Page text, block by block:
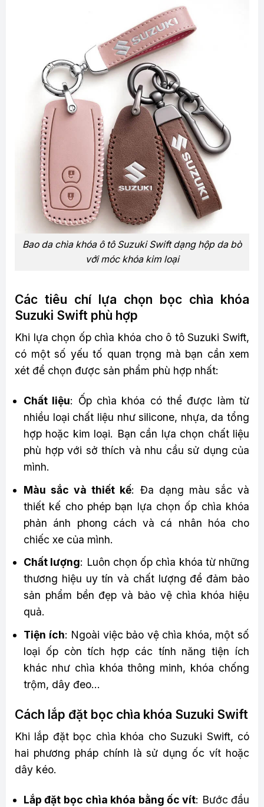
Bao da chìa khóa ô tô Suzuki Swift dạng hộp da bò
với móc khóa kim loại
Các tiêu chí lựa chọn bọc chìa khóa
Suzuki Swift phù hợp
Khi lựa chọn ốp chìa khóa cho ô tô Suzuki Swift,
có một số yếu tố quan trọng mà bạn cần xem
xét để chọn được sản phẩm phù hợp nhất:
Chất liệu: Ốp chìa khóa có thể được làm từ
nhiều loại chất liệu như silicone, nhựa, da tổng
hợp hoặc kim loại. Bạn cần lựa chọn chất liệu
phù hợp với sở thích và nhu cầu sử dụng của
mình.
Màu sắc và thiết kế: Đa dạng màu sắc và
thiết kế cho phép bạn lựa chọn ốp chìa khóa
phản ánh phong cách và cá nhân hóa cho
chiếc xe của mình.
Chất lượng: Luôn chọn ốp chìa khóa từ những
thương hiệu uy tín và chất lượng để đảm bảo
sản phẩm bền đẹp và bảo vệ chìa khóa hiệu
quả.
Tiện ích: Ngoài việc bảo vệ chìa khóa, một số
loại ốp còn tích hợp các tính năng tiện ích
khác như chìa khóa thông minh, khóa chống
trộm, dây đeo…
Cách lắp đặt bọc chìa khóa Suzuki Swift
Khi lắp đặt bọc chìa khóa cho Suzuki Swift, có
hai phương pháp chính là sử dụng ốc vít hoặc
dây kéo.
Lắp đặt bọc chìa khóa bằng ốc vít: Bước đầu